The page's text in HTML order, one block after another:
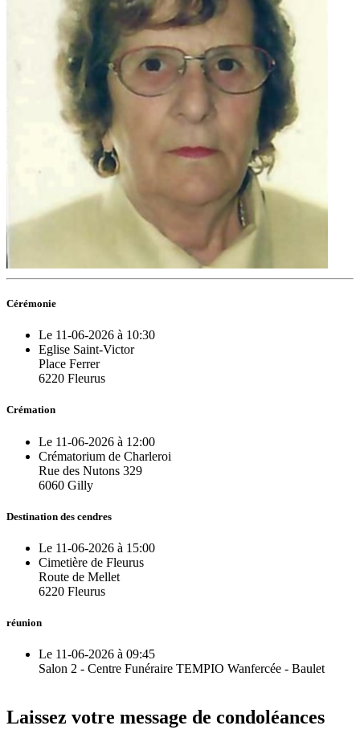
Cérémonie
Le 11-06-2026 à 10:30
Eglise Saint-Victor
Place Ferrer
6220 Fleurus
Crémation
Le 11-06-2026 à 12:00
Crématorium de Charleroi
Rue des Nutons 329
6060 Gilly
Destination des cendres
Le 11-06-2026 à 15:00
Cimetière de Fleurus
Route de Mellet
6220 Fleurus
réunion
Le 11-06-2026 à 09:45
Salon 2 - Centre Funéraire TEMPIO Wanfercée - Baulet
Laissez votre message de condoléances